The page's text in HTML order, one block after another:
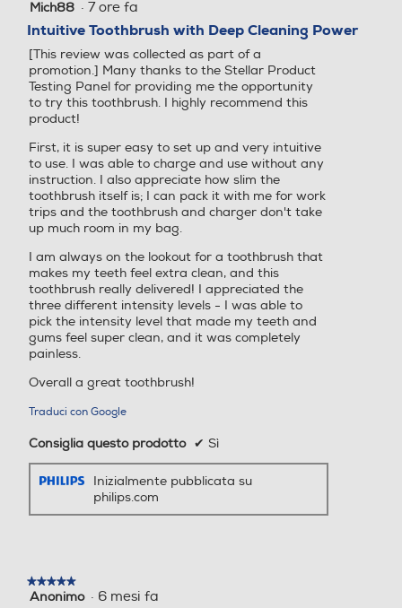
Specifiche
Facilità d'uso
Compatibilità del
manico
Testine ad aggancio s
emplice
della batteria
ca la durata della batt
eria
Timer
SmarTimer e QuadPa
Manico
Accessori inclusi
Manico
1 spazzolino ricaricabi
Testina per spazz
olino
Presenza timer Presenza timer
Tipologia getto
Singolo
Tipologia getto
Pressione getto regolabile Pressione getto regolabile
Indicatore stato batteria Indicatore stato batteria
Secondo spazzolino
Spazzolini per bambini
Altre funzioni
5
5
stelle.
Mich88 · 7 ore fa
Intuitive Toothbrush with Deep Cleaning Power
[This review was collected as part of a
promotion.] Many thanks to the Stellar Product
Testing Panel for providing me the opportunity
to try this toothbrush. I highly recommend this
product!
First, it is super easy to set up and very intuitive
to use. I was able to charge and use without any
instruction. I also appreciate how slim the
toothbrush itself is; I can pack it with me for work
trips and the toothbrush and charger don't take
up much room in my bag.
I am always on the lookout for a toothbrush that
makes my teeth feel extra clean, and this
toothbrush really delivered! I appreciated the
three different intensity levels - I was able to
pick the intensity level that made my teeth and
gums feel super clean, and it was completely
painless.
Overall a great toothbrush!
Traduci con Google
Consiglia questo prodotto ✔ Sì
Inizialmente pubblicata su
philips.com
★★★★★
★★★★★
5
Anonimo · 6 mesi fa